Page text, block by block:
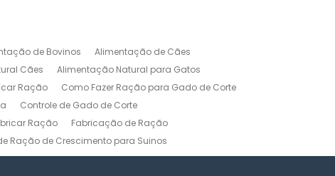
de Bovinos
Alimentação de Cães
Cães
Alimentação Natural para Gatos
Ração
Como Fazer Ração para Gado de Corte
Controle de Gado de Corte
Ração
Fabricação de Ração
Ração de Crescimento para Suinos
Bezerros
Formulação de Ração para Bovinos